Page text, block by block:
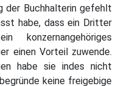
der Buchhalterin gefehlt
habe, dass ein Dritter
konzernangehöriges
einen Vorteil zuwende.
habe sie indes nicht
keine freigebige